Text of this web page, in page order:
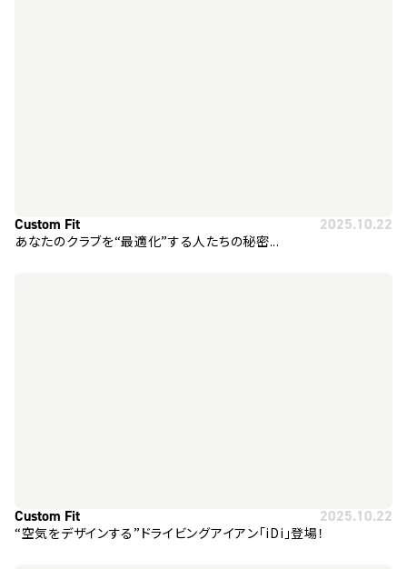
Custom Fit 2025.10.22
あなたのクラブを“最適化”する人たちの秘密...
Custom Fit 2025.10.22
“空気をデザインする”ドライビングアイアン「iDi」登場！